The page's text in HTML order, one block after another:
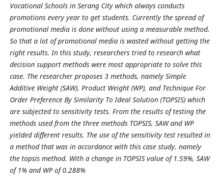
Vocational Schools in Serang City which always conducts
promotions every year to get students. Currently the spread of
promotional media is done without using a measurable method.
So that a lot of promotional media is wasted without getting the
right results. In this study, researchers tried to research what
decision support methods were most appropriate to solve this
case. The researcher proposes 3 methods, namely Simple
Additive Weight (SAW), Product Weight (WP), and Technique For
Order Preference By Similarity To Ideal Solution (TOPSIS) which
are subjected to sensitivity tests. From the results of testing the
methods used from the three methods TOPSIS, SAW and WP
yielded different results. The use of the sensitivity test resulted in
a method that was in accordance with this case study, namely
the topsis method. With a change in TOPSIS value of 1.59%, SAW
of 1% and WP of 0.288%